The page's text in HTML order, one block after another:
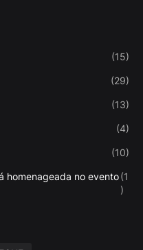
(15)
(29)
(13)
(4)
(10)
homenageada no evento(1
)